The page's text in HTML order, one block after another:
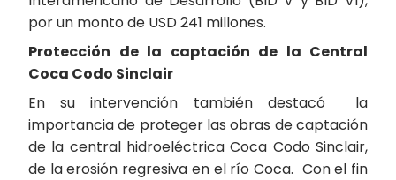
por un monto de USD 241 millones.
Protección de la captación de la Central
Coca Codo Sinclair
En su intervención también destacó la
importancia de proteger las obras de captación
de la central hidroeléctrica Coca Codo Sinclair,
de la erosión regresiva en el río Coca. Con el fin